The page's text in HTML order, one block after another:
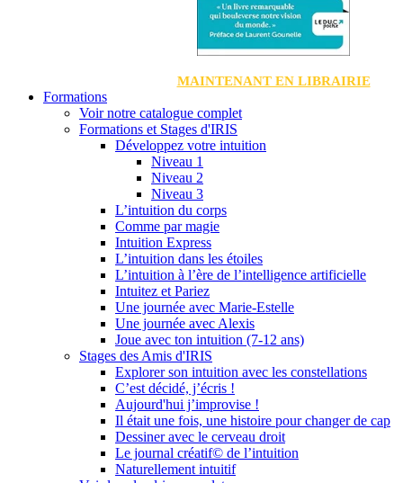
MAINTENANT EN LIBRAIRIE
Formations
Voir notre catalogue complet
Formations et Stages d'IRIS
Développez votre intuition
Niveau 1
Niveau 2
Niveau 3
L’intuition du corps
Comme par magie
Intuition Express
L’intuition dans les étoiles
L’intuition à l’ère de l’intelligence artificielle
Intuitez et Pariez
Une journée avec Marie-Estelle
Une journée avec Alexis
Joue avec ton intuition (7-12 ans)
Stages des Amis d'IRIS
Explorer son intuition avec les constellations
C’est décidé, j’écris !
Aujourd'hui j’improvise !
Il était une fois, une histoire pour changer de cap
Dessiner avec le cerveau droit
Le journal créatif© de l’intuition
Naturellement intuitif